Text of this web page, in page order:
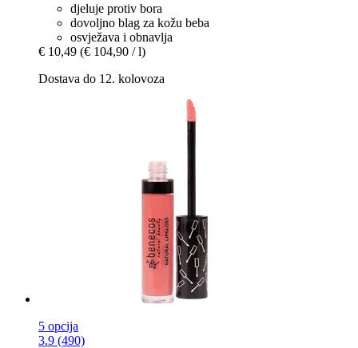
djeluje protiv bora
dovoljno blag za kožu beba
osvježava i obnavlja
€ 10,49 (€ 104,90 / l)
Dostava do 12. kolovoza
5 opcija
3.9 (490)